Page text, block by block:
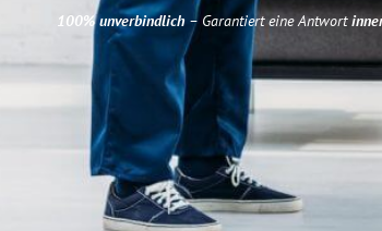
100% unverbindlich– Garantiert eine Antwort